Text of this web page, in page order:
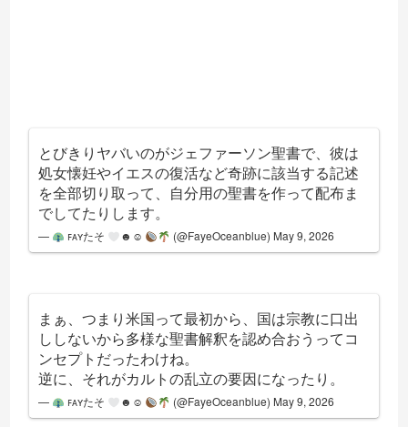
とびきりヤバいのがジェファーソン聖書で、彼は
処女懐妊やイエスの復活など奇跡に該当する記述
を全部切り取って、自分用の聖書を作って配布ま
でしてたりします。
— ꜰᴀʏたそ ☻☺︎ (@FayeOceanblue) May 9, 2026
まぁ、つまり米国って最初から、国は宗教に口出
ししないから多様な聖書解釈を認め合おうってコ
ンセプトだったわけね。
逆に、それがカルトの乱立の要因になったり。
— ꜰᴀʏたそ ☻☺︎ (@FayeOceanblue) May 9, 2026